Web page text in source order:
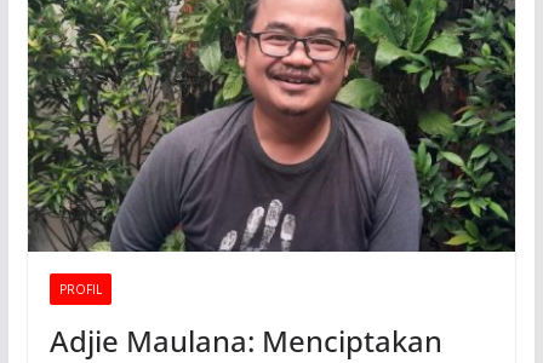
PROFIL
Adjie Maulana: Menciptakan